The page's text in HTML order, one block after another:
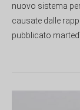
nuovo sistema
causate dalle
pubblicato